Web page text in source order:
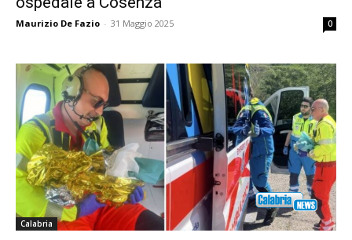
Maurizio De Fazio - 31 Maggio 2025 0
Calabria